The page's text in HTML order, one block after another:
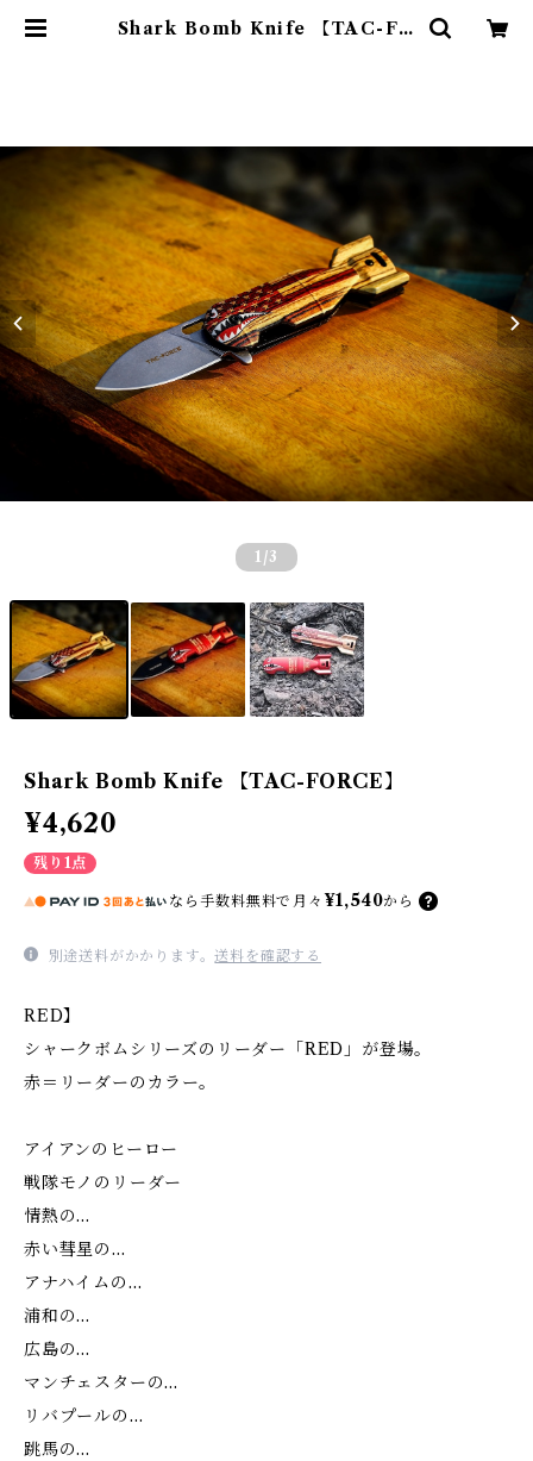
Shark Bomb Knife 【TAC-FO
1 /3
Shark Bomb Knife 【TAC-FORCE】
¥4,620
残り1点
なら 手数料無料で 月々 ¥1,540から
別途送料がかかります。送料を確認する
RED】
シャークボムシリーズのリーダー「RED」が登場。
赤＝リーダーのカラー。
アイアンのヒーロー
戦隊モノのリーダー
情熱の…
赤い彗星の…
アナハイムの…
浦和の…
広島の…
マンチェスターの…
リバプールの…
跳馬の…